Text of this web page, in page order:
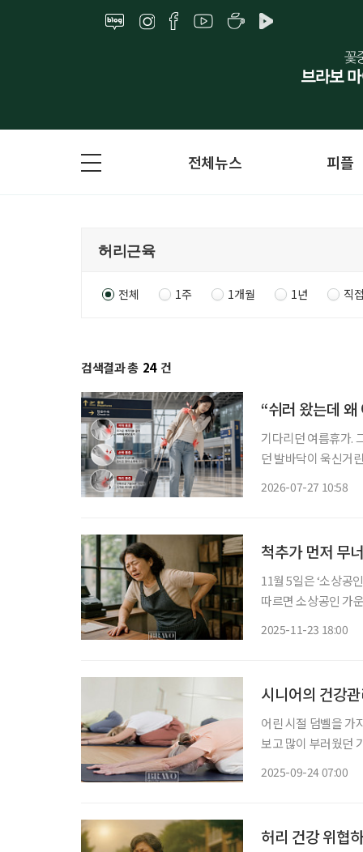
전체뉴스 피플
전체 1주 1개월 1년 직
검색결과 총 24 건
“쉬러 왔는데 왜
기다리던 여름휴가.
던 발바닥이 욱신거
2026-07-27 10:58
척추가 먼저 무
11월 5일은 ‘소상공
따르면 소상공인 가
2025-11-23 18:00
시니어의 건강
어린 시절 덤벨을 가
보고 많이 부러웠던
2025-09-24 07:00
허리 건강 위협